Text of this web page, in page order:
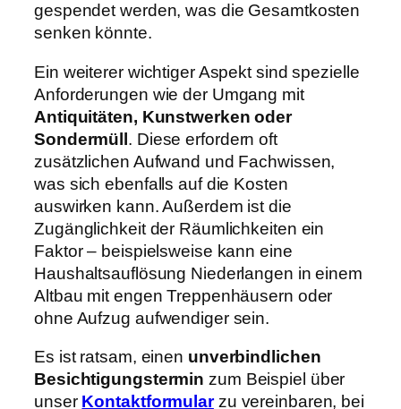
gespendet werden, was die Gesamtkosten
senken könnte.
Ein weiterer wichtiger Aspekt sind spezielle
Anforderungen wie der Umgang mit
Antiquitäten, Kunstwerken oder
Sondermüll. Diese erfordern oft
zusätzlichen Aufwand und Fachwissen,
was sich ebenfalls auf die Kosten
auswirken kann. Außerdem ist die
Zugänglichkeit der Räumlichkeiten ein
Faktor – beispielsweise kann eine
Haushaltsauflösung Niederlangen in einem
Altbau mit engen Treppenhäusern oder
ohne Aufzug aufwendiger sein.
Es ist ratsam, einen unverbindlichen
Besichtigungstermin zum Beispiel über
unser Kontaktformularzu vereinbaren, bei